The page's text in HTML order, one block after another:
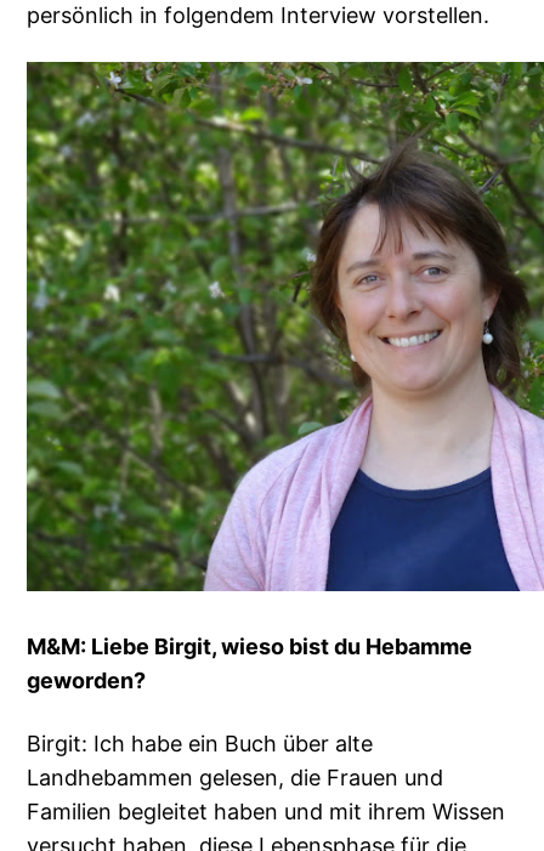
persönlich in folgendem Interview vorstellen.
M&M: Liebe Birgit, wieso bist du Hebamme
geworden?
Birgit: Ich habe ein Buch über alte
Landhebammen gelesen, die Frauen und
Familien begleitet haben und mit ihrem Wissen
versucht haben, diese Lebensphase für die